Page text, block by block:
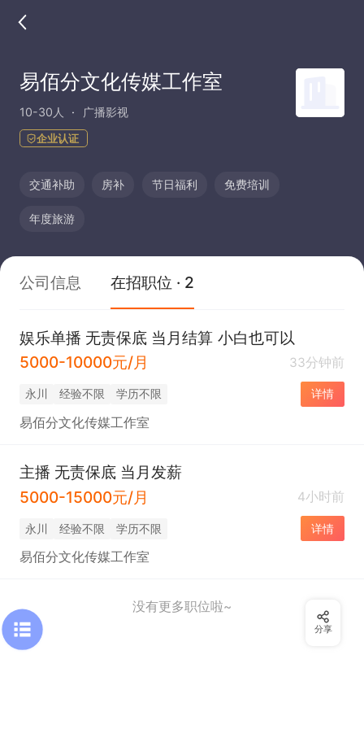
易佰分文化传媒工作室
10-30人 广播影视
企业认证
交通补助 房补 节日福利 免费培训
年度旅游
公司信息 在招职位 · 2
娱乐单播 无责保底 当月结算 小白也可以
5000-10000元/月
33分钟前
永川 经验不限 学历不限 详情
易佰分文化传媒工作室
主播 无责保底 当月发薪
5000-15000元/月
4小时前
永川 经验不限 学历不限 详情
易佰分文化传媒工作室
没有更多职位啦~
分享